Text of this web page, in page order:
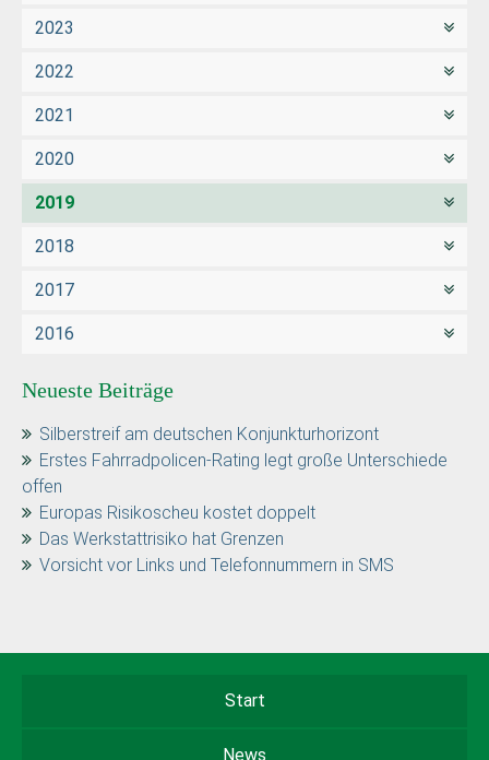
2023
2022
2021
2020
2019
2018
2017
2016
Neueste Beiträge
Silberstreif am deutschen Konjunkturhorizont
Erstes Fahrradpolicen-Rating legt große Unterschiede
offen
Europas Risikoscheu kostet doppelt
Das Werkstattrisiko hat Grenzen
Vorsicht vor Links und Telefonnummern in SMS
Start
News